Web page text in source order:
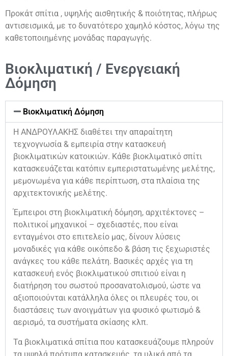
Προκάτ σπίτια , υψηλής αισθητικής & ποιότητας, πλήρως
αντισεισμικά, με το δυνατότερο χαμηλό κόστος, λόγω της
καθετοποιημένης μονάδας παραγωγής.
Βιοκλιματική / Ενεργειακή
Δόμηση
Βιοκλιματική Δόμηση
Η ΑΝΔΡΟΥΛΑΚΗΣ διαθέτει την απαραίτητη
τεχνογνωσία & εμπειρία στην κατασκευή
βιοκλιματικών κατοικιών. Κάθε βιοκλιματικό σπίτι
κατασκευάζεται κατόπιν εμπεριστατωμένης μελέτης,
μεμονωμένα για κάθε περίπτωση, στα πλαίσια της
αρχιτεκτονικής μελέτης.
Έμπειροι στη βιοκλιματική δόμηση, αρχιτέκτονες –
πολιτικοί μηχανικοί – σχεδιαστές, που είναι
ενταγμένοι στο επιτελείο μας, δίνουν λύσεις
μοναδικές για κάθε οικόπεδο & βάση τις ξεχωριστές
ανάγκες του κάθε πελάτη. Βασικές αρχές για τη
κατασκευή ενός βιοκλιματικού σπιτιού είναι η
διατήρηση του σωστού προσανατολισμού, ώστε να
αξιοποιούνται κατάλληλα όλες οι πλευρές του, οι
διαστάσεις των ανοιγμάτων για φυσικό φωτισμό &
αερισμό, τα συστήματα σκίασης κλπ.
Τα βιοκλιματικά σπίτια που κατασκευάζουμε πληρούν
τα υψηλά πρότυπα κατασκευής, τα υλικά από τα